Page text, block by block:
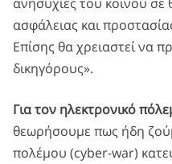
ασφάλειας και
Επίσης θα χρειαστεί να
δικηγόρους».
Για τον ηλεκτρονικό
θεωρήσουμε πως ήδη
πολέμου (cyber-war)